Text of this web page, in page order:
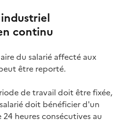
continu
du salarié affecté aux
être reporté.
de travail doit être fixée,
doit bénéficier d'un
heures consécutives au